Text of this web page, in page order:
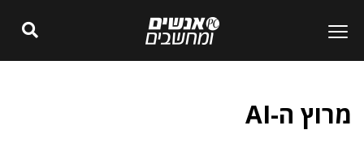
מרוץ ה-AI